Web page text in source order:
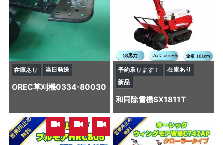
在庫あり 当日発送
OREC草刈機0334-80030
予約承ります！
在庫あり
新品
和同除雪機SX1811T
, ,